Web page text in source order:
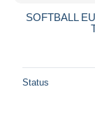
Seller's
SOFTBALL
Status